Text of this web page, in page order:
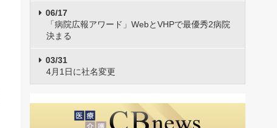
06/17
「病院広報アワード」WebとVHPで最優秀2病院
決まる
03/31
4月1日に社名変更